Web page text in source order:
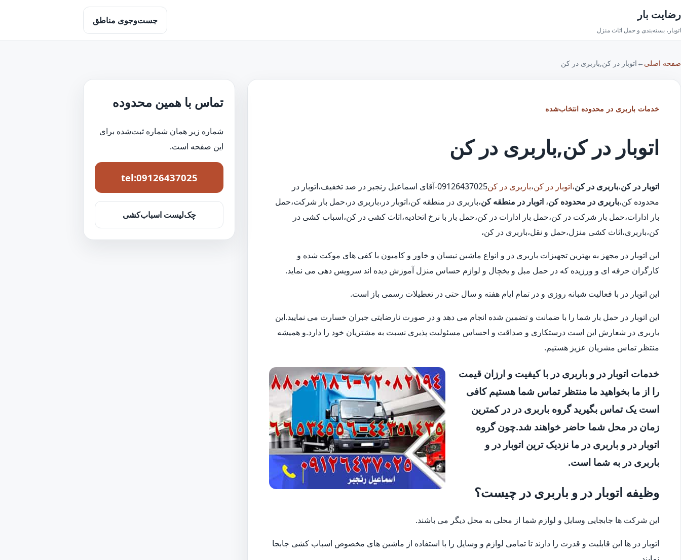
رضایت بار
اتوبار، بسته‌بندی و حمل اثاث منزل
جست‌وجوی مناطق
صفحه اصلی ← اتوبار در کن,باربری در کن
خدمات باربری در محدوده انتخاب‌شده
اتوبار در کن,باربری در کن
اتوبار در کن،باربری در کن،اتوبار در کن،باربری در کن
09126437025-آقای اسماعیل رنجبر در صد تخفیف،اتوبار در
محدوده کن،باربری در محدوده کن، اتوبار در منطقه کن،باربری در منطقه کن،اتوبار در،باربری در،حمل بار شرکت،حمل
بار ادارات،حمل بار شرکت در کن،حمل بار ادارات در کن،حمل بار با نرخ اتحادیه،اثاث کشی در کن،اسباب کشی در
کن،باربری،اثاث کشی منزل،حمل و نقل،باربری در کن،
این اتوبار در مجهز به بهترین تجهیزات باربری در و انواع ماشین نیسان و خاور و کامیون با کفی های موکت شده و
کارگران حرفه ای و ورزیده که در حمل مبل و یخچال و لوازم حساس منزل آموزش دیده اند سرویس دهی می نماید.
این اتوبار در با فعالیت شبانه روزی و در تمام ایام هفته و سال حتی در تعطیلات رسمی باز است.
این اتوبار در حمل بار شما را با ضمانت و تضمین شده انجام می دهد و در صورت نارضایتی جبران خسارت می نمایید.این
باربری در شعارش این است درستکاری و صداقت و احساس مسئولیت پذیری نسبت به مشتریان خود را دارد.و همیشه
منتظر تماس مشریان عزیز هستیم.
خدمات اتوبار در و باربری در با کیفیت و ارزان قیمت
را از ما بخواهید ما منتظر تماس شما هستیم کافی
است یک تماس بگیرید گروه باربری در در کمترین
زمان در محل شما حاضر خواهند شد.چون گروه
اتوبار در و باربری در ما نزدیک ترین اتوبار در و
باربری در به شما است.
وظیفه اتوبار در و باربری در چیست؟
این شرکت ها جابجایی وسایل و لوازم شما از محلی به محل دیگر می باشند.
اتوبار در ها این قابلیت و قدرت را دارند تا تمامی لوازم و وسایل را با استفاده از ماشین های مخصوص اسباب کشی جابجا
تماس با همین محدوده
شماره زیر همان شماره ثبت‌شده برای
این صفحه است.
tel:09126437025
چک‌لیست اسباب‌کشی